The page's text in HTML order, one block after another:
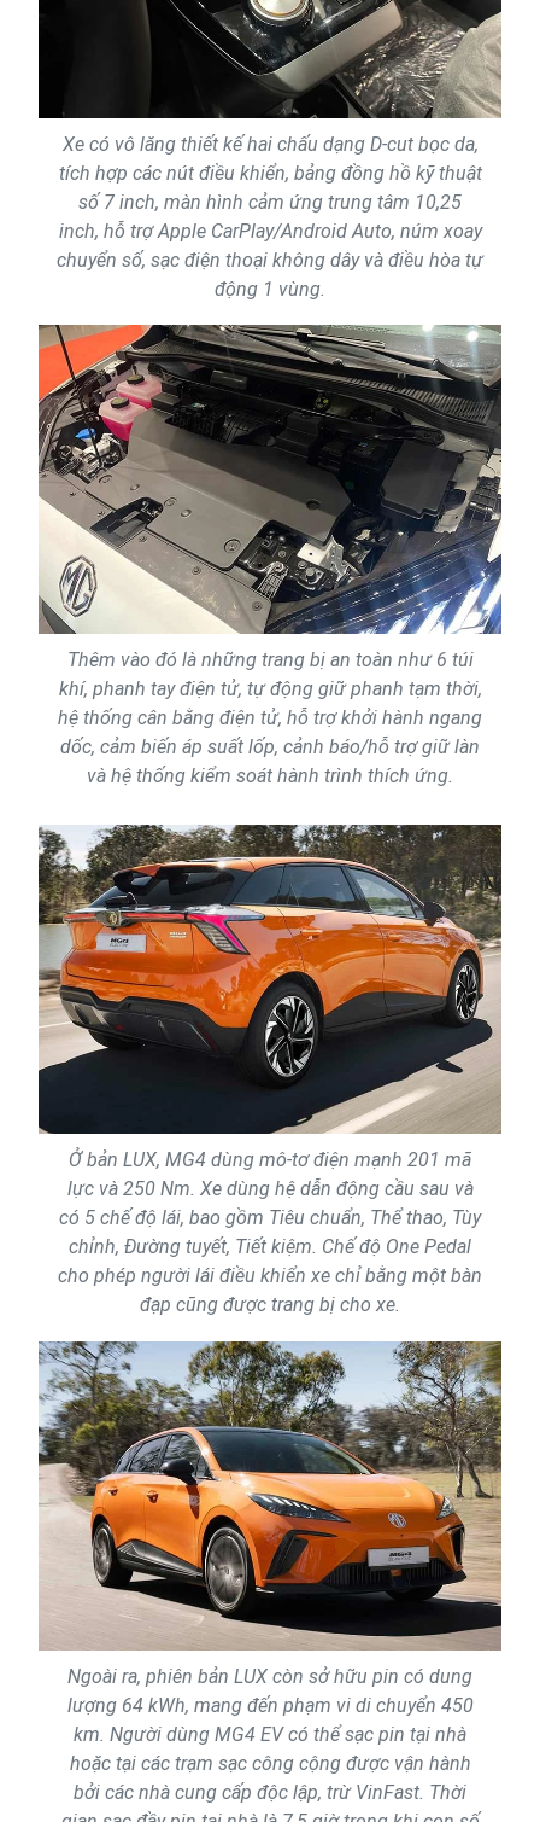
Xe có vô lăng thiết kế hai chấu dạng D-cut bọc da,
tích hợp các nút điều khiển, bảng đồng hồ kỹ thuật
số 7 inch, màn hình cảm ứng trung tâm 10,25
inch, hỗ trợ Apple CarPlay/Android Auto, núm xoay
chuyển số, sạc điện thoại không dây và điều hòa tự
động 1 vùng.
Thêm vào đó là những trang bị an toàn như 6 túi
khí, phanh tay điện tử, tự động giữ phanh tạm thời,
hệ thống cân bằng điện tử, hỗ trợ khởi hành ngang
dốc, cảm biến áp suất lốp, cảnh báo/hỗ trợ giữ làn
và hệ thống kiểm soát hành trình thích ứng.
Ở bản LUX, MG4 dùng mô-tơ điện mạnh 201 mã
lực và 250 Nm. Xe dùng hệ dẫn động cầu sau và
có 5 chế độ lái, bao gồm Tiêu chuẩn, Thể thao, Tùy
chỉnh, Đường tuyết, Tiết kiệm. Chế độ One Pedal
cho phép người lái điều khiển xe chỉ bằng một bàn
đạp cũng được trang bị cho xe.
Ngoài ra, phiên bản LUX còn sở hữu pin có dung
lượng 64 kWh, mang đến phạm vi di chuyển 450
km. Người dùng MG4 EV có thể sạc pin tại nhà
hoặc tại các trạm sạc công cộng được vận hành
bởi các nhà cung cấp độc lập, trừ VinFast. Thời